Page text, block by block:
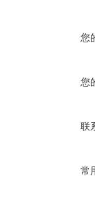
您
您
联
常